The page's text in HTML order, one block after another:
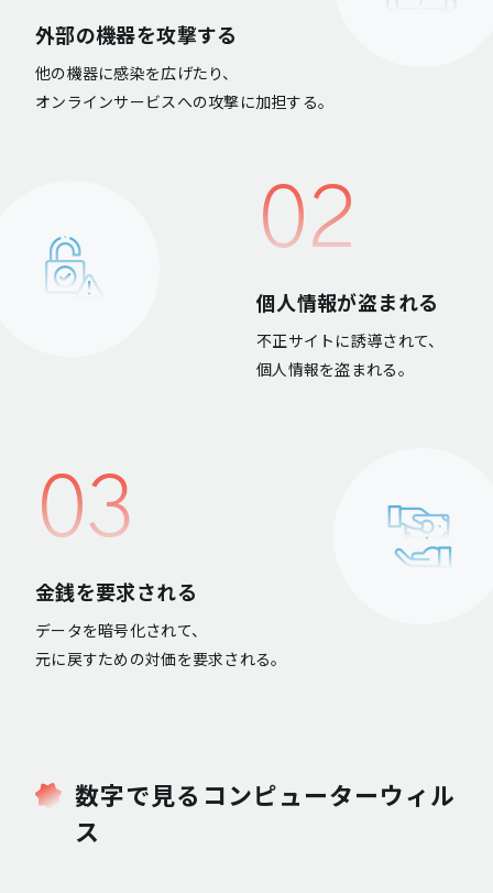
外部の機器を攻撃する
他の機器に感染を広げたり、
オンラインサービスへの攻撃に加担する。
02
個人情報が盗まれる
不正サイトに誘導されて、
個人情報を盗まれる。
03
金銭を要求される
データを暗号化されて、
元に戻すための対価を要求される。
数字で見るコンピューターウィル
ス